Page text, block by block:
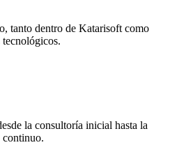
tanto dentro de Katarisoft como
tecnológicos.
la consultoría inicial hasta la
continuo.